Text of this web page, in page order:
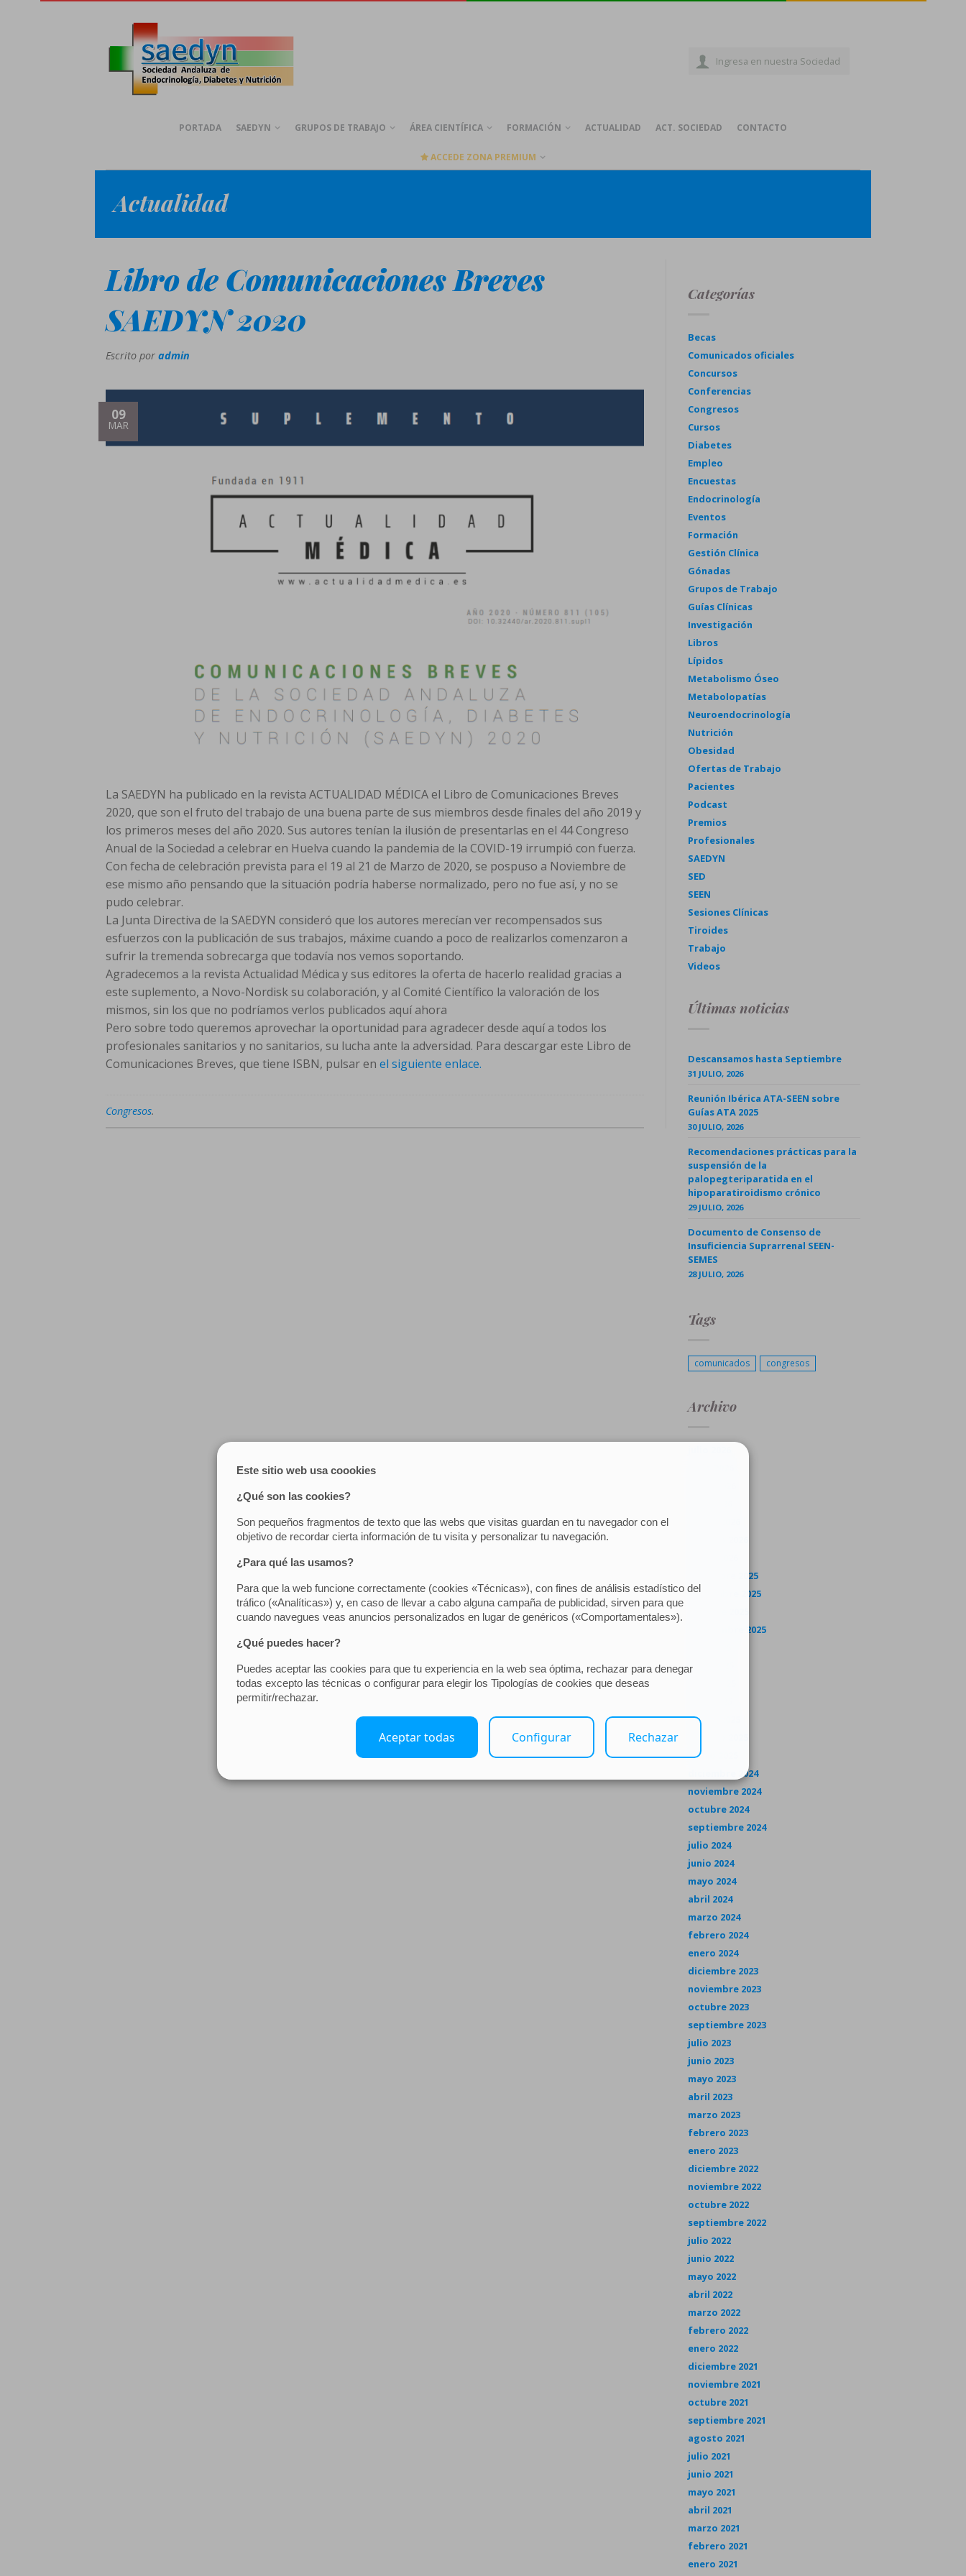
Ingresa en nuestra Sociedad
PORTADA SAEDYN GRUPOS DE TRABAJO ÁREA CIENTÍFICA FORMACIÓN ACTUALIDAD ACT. SOCIEDAD CONTACTO
ACCEDE ZONA PREMIUM
Actualidad
Libro de Comunicaciones Breves
SAEDYN 2020
Escrito por admin
09
MAR
La SAEDYN ha publicado en la revista ACTUALIDAD MÉDICA el Libro de Comunicaciones Breves
2020, que son el fruto del trabajo de una buena parte de sus miembros desde finales del año 2019 y
los primeros meses del año 2020. Sus autores tenían la ilusión de presentarlas en el 44 Congreso
Anual de la Sociedad a celebrar en Huelva cuando la pandemia de la COVID-19 irrumpió con fuerza.
Con fecha de celebración prevista para el 19 al 21 de Marzo de 2020, se pospuso a Noviembre de
ese mismo año pensando que la situación podría haberse normalizado, pero no fue así, y no se
pudo celebrar.
La Junta Directiva de la SAEDYN consideró que los autores merecían ver recompensados sus
esfuerzos con la publicación de sus trabajos, máxime cuando a poco de realizarlos comenzaron a
sufrir la tremenda sobrecarga que todavía nos vemos soportando.
Agradecemos a la revista Actualidad Médica y sus editores la oferta de hacerlo realidad gracias a
este suplemento, a Novo-Nordisk su colaboración, y al Comité Científico la valoración de los
mismos, sin los que no podríamos verlos publicados aquí ahora
Pero sobre todo queremos aprovechar la oportunidad para agradecer desde aquí a todos los
profesionales sanitarios y no sanitarios, su lucha ante la adversidad. Para descargar este Libro de
Comunicaciones Breves, que tiene ISBN, pulsar en el siguiente enlace.
Congresos.
Categorías
Becas
Comunicados oficiales
Concursos
Conferencias
Congresos
Cursos
Diabetes
Empleo
Encuestas
Endocrinología
Eventos
Formación
Gestión Clínica
Gónadas
Grupos de Trabajo
Guías Clínicas
Investigación
Libros
Lípidos
Metabolismo Óseo
Metabolopatías
Neuroendocrinología
Nutrición
Obesidad
Ofertas de Trabajo
Pacientes
Podcast
Premios
Profesionales
SAEDYN
SED
SEEN
Sesiones Clínicas
Tiroides
Trabajo
Videos
Últimas noticias
Descansamos hasta Septiembre
31 JULIO, 2026
Reunión Ibérica ATA-SEEN sobre
Guías ATA 2025
30 JULIO, 2026
Recomendaciones prácticas para la
suspensión de la
palopegteriparatida en el
hipoparatiroidismo crónico
29 JULIO, 2026
Documento de Consenso de
Insuficiencia Suprarrenal SEEN-
SEMES
28 JULIO, 2026
Tags
comunicados congresos
Archivo
diciembre 2025
noviembre 2025
septiembre 2025
junio 2025
marzo 2025
enero 2025
diciembre 2024
noviembre 2024
octubre 2024
septiembre 2024
julio 2024
junio 2024
mayo 2024
abril 2024
marzo 2024
febrero 2024
enero 2024
diciembre 2023
noviembre 2023
octubre 2023
septiembre 2023
julio 2023
junio 2023
mayo 2023
abril 2023
marzo 2023
febrero 2023
enero 2023
diciembre 2022
noviembre 2022
octubre 2022
septiembre 2022
julio 2022
junio 2022
mayo 2022
abril 2022
marzo 2022
febrero 2022
enero 2022
diciembre 2021
noviembre 2021
octubre 2021
septiembre 2021
agosto 2021
julio 2021
junio 2021
mayo 2021
abril 2021
marzo 2021
febrero 2021
enero 2021